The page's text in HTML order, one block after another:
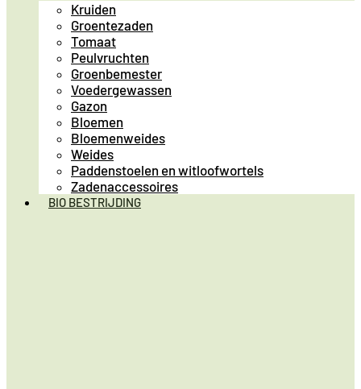
Kruiden
Groentezaden
Tomaat
Peulvruchten
Groenbemester
Voedergewassen
Gazon
Bloemen
Bloemenweides
Weides
Paddenstoelen en witloofwortels
Zadenaccessoires
BIO BESTRIJDING